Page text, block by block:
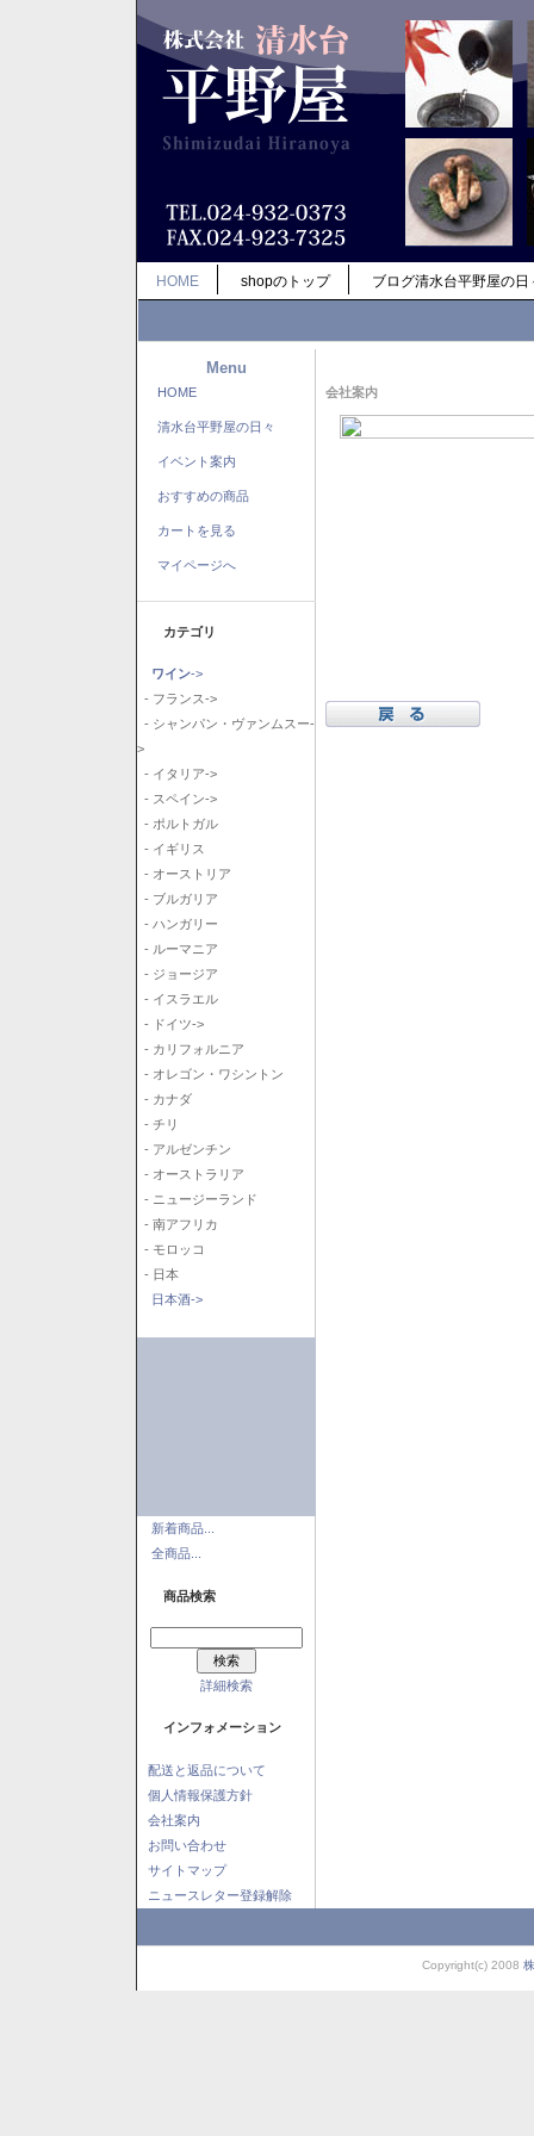
HOME shopのトップ ブログ清水台平野屋の日
Menu
HOME
清水台平野屋の日々
イベント案内
おすすめの商品
カートを見る
マイページへ
カテゴリ
ワイン->
- フランス->
- シャンパン・ヴァンムスー-
>
- イタリア->
- スペイン->
- ポルトガル
- イギリス
- オーストリア
- ブルガリア
- ハンガリー
- ルーマニア
- ジョージア
- イスラエル
- ドイツ->
- カリフォルニア
- オレゴン・ワシントン
- カナダ
- チリ
- アルゼンチン
- オーストラリア
- ニュージーランド
- 南アフリカ
- モロッコ
- 日本
日本酒->
新着商品...
全商品...
商品検索
詳細検索
インフォメーション
配送と返品について
個人情報保護方針
会社案内
お問い合わせ
サイトマップ
ニュースレター登録解除
会社案内
Copyright(c) 2008